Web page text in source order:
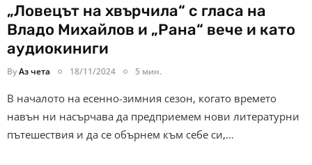
„Ловецът на хвърчила“ с гласа на
Владо Михайлов и „Рана“ вече и като
аудиокиниги
ByАз чета 18/11/2024 5 мин.
В началото на есенно-зимния сезон, когато времето
навън ни насърчава да предприемем нови литературни
пътешествия и да се обърнем към себе си,…